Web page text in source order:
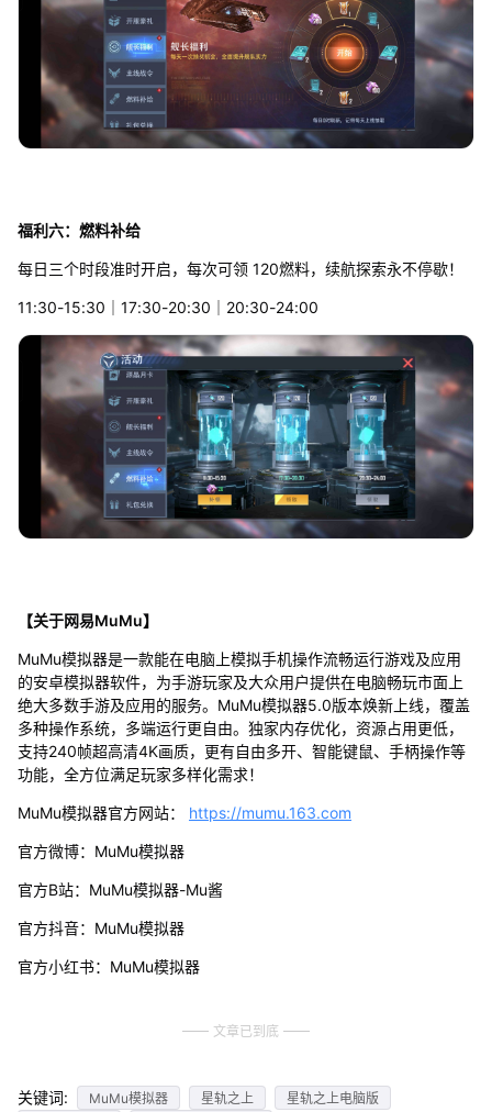
福利六：燃料补给
每日三个时段准时开启，每次可领 120燃料，续航探索永不停歇！
11:30-15:30｜17:30-20:30｜20:30-24:00
【关于网易MuMu】
MuMu模拟器是一款能在电脑上模拟手机操作流畅运行游戏及应用
的安卓模拟器软件，为手游玩家及大众用户提供在电脑畅玩市面上
绝大多数手游及应用的服务。MuMu模拟器5.0版本焕新上线，覆盖
多种操作系统，多端运行更自由。独家内存优化，资源占用更低，
支持240帧超高清4K画质，更有自由多开、智能键鼠、手柄操作等
功能，全方位满足玩家多样化需求！
MuMu模拟器官方网站： https://mumu.163.com
官方微博：MuMu模拟器
官方B站：MuMu模拟器-Mu酱
官方抖音：MuMu模拟器
官方小红书：MuMu模拟器
文章已到底
关键词: MuMu模拟器 星轨之上
星轨之上电脑版